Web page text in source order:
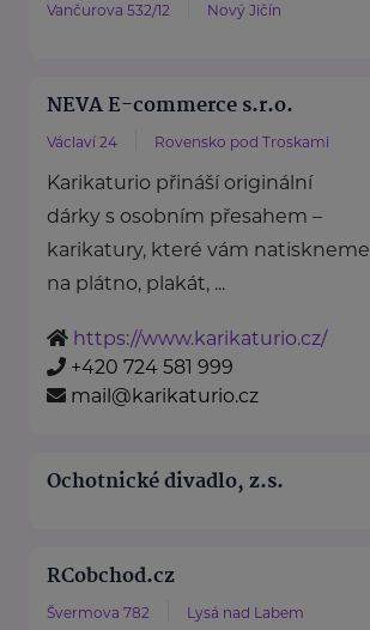
Vančurova 532/12 Nový Jičín
NEVA E-commerce s.r.o.
Václaví 24 Rovensko pod Troskami
Karikaturio přináší originální
dárky s osobním přesahem –
karikatury, které vám natiskneme
na plátno, plakát, ...
https://www.karikaturio.cz/
+420 724 581 999
mail@karikaturio.cz
Ochotnické divadlo, z.s.
RCobchod.cz
Švermova 782 Lysá nad Labem